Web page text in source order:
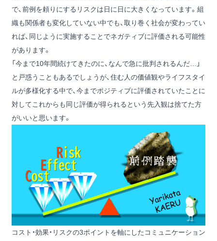
で、前例を頼りにするリスクは日に日に大きくなっています。組
織も関係者も変化していない中でも、取り巻く社会が変わってい
れば、同じように実施することでネガティブに評価される可能性
があります。
「今まで10年間続けてきたのに、なんで急に批判されるんだ…」
と戸惑うこともあるでしょうが、住む人の価値観やライフスタイ
ルが多様化する中で、今までポジティブに評価されていたことに
対してこれからも同じ評価が得られるという先入観は捨てた方
がいいと思います。
コスト・効果・リスクの3ポイントを軸にしたコミュニケーション